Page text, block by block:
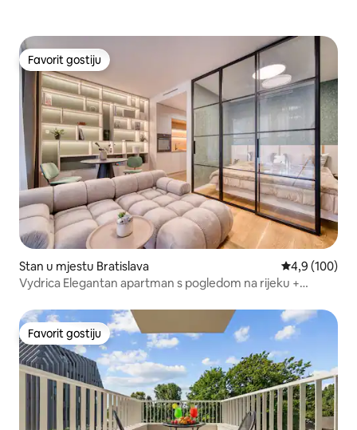
Favorit gostiju
Favorit gostiju
Stan u mjestu Bratislava Prosječna
4,9 (100)
Vydrica Elegantan apartman s pogledom na rijeku +
Favorit gostiju
Favorit gostiju